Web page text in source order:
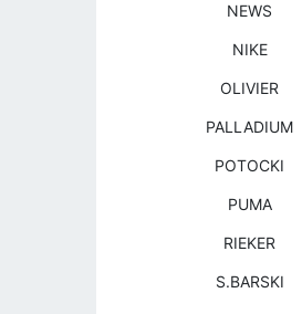
NEWS
NIKE
OLIVIER
PALLADIUM
POTOCKI
PUMA
RIEKER
S.BARSKI